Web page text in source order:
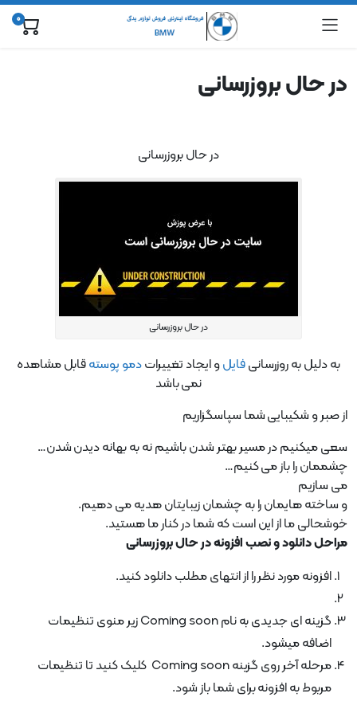
0
در حال بروزرسانی
در حال بروزرسانی
در حال بروزرسانی
به دلیل به روزرسانیفایلو ایجاد تغییراتدمو پوستهقابل مشاهده
نمی باشد
از صبر و شکیبایی شما سپاسگزاریم
سعی میکنیم در مسیر بهتر شدن باشیم نه به بهانه دیدن شدن…
چشممان را باز می کنیم…
می سازیم
و ساخته هایمان را به چشمان زیبایتان هدیه می دهیم.
خوشحالی ما از این است که شما در کنار ما هستید.
مراحل دانلود و نصب افزونه در حال بروزرسانی
افزونه مورد نظر را از انتهای مطلب دانلود کنید.
گزینه ای جدیدی به نام Coming soon زیر منوی تنظیمات
اضافه میشود.
مرحله آخر روی گزینه Coming soon کلیک کنید تا تنظیمات
مربوط به افزونه برای شما باز شود.